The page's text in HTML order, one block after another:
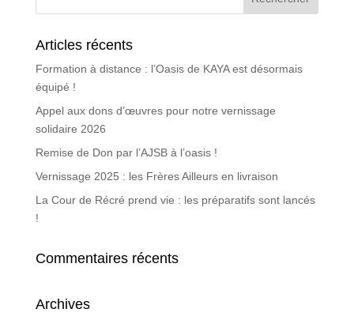
Articles récents
Formation à distance : l’Oasis de KAYA est désormais
équipé !
Appel aux dons d’œuvres pour notre vernissage
solidaire 2026
Remise de Don par l’AJSB à l’oasis !
Vernissage 2025 : les Frères Ailleurs en livraison
La Cour de Récré prend vie : les préparatifs sont lancés
!
Commentaires récents
Archives